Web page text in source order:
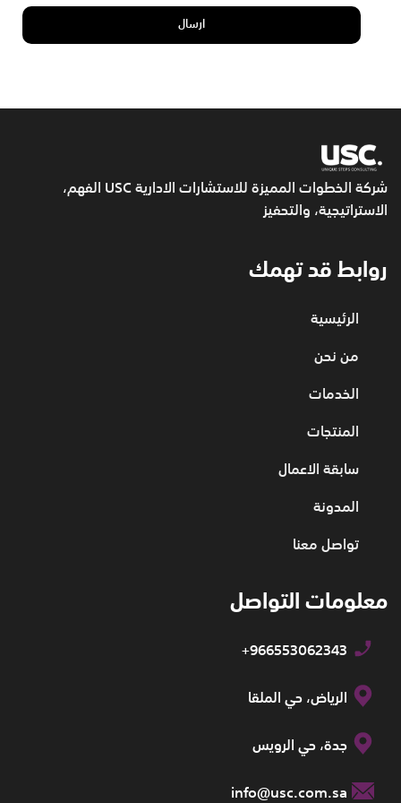
شركة الخطوات المميزة للاستشارات الادارية USC
الفهم،
الاستراتيجية، والتحفيز
روابط قد تهمك
الرئيسية
من نحن
الخدمات
المنتجات
سابقة الاعمال
المدونة
تواصل معنا
معلومات التواصل
+966553062343
الرياض، حي الملقا
جدة، حي الرويس
info@usc.com.sa